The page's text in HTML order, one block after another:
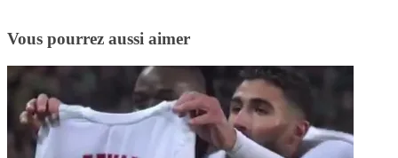
Vous pourrez aussi aimer